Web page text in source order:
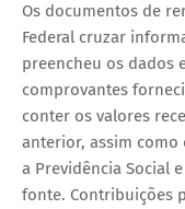
Os documentos de
Federal cruzar
preencheu os dados
comprovantes
conter os valores
anterior, assim como
a Previdência Social
fonte. Contribuições